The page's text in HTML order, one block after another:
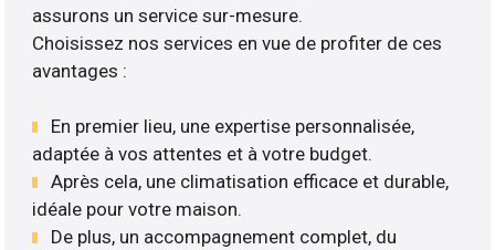
assurons un service sur-mesure.
Choisissez nos services en vue de profiter de ces
avantages :
En premier lieu, une expertise personnalisée,
adaptée à vos attentes et à votre budget.
Après cela, une climatisation efficace et durable,
idéale pour votre maison.
De plus, un accompagnement complet, du